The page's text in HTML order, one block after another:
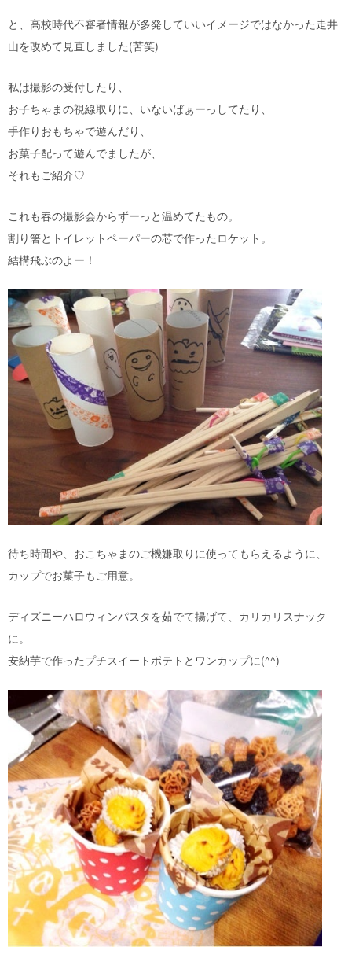
と、高校時代不審者情報が多発していいイメージではなかった走井
山を改めて見直しました(苦笑)
私は撮影の受付したり、
お子ちゃまの視線取りに、いないばぁーっしてたり、
手作りおもちゃで遊んだり、
お菓子配って遊んでましたが、
それもご紹介♡
これも春の撮影会からずーっと温めてたもの。
割り箸とトイレットペーパーの芯で作ったロケット。
結構飛ぶのよー！
待ち時間や、おこちゃまのご機嫌取りに使ってもらえるように、
カップでお菓子もご用意。
ディズニーハロウィンパスタを茹でて揚げて、カリカリスナック
に。
安納芋で作ったプチスイートポテトとワンカップに(^^)